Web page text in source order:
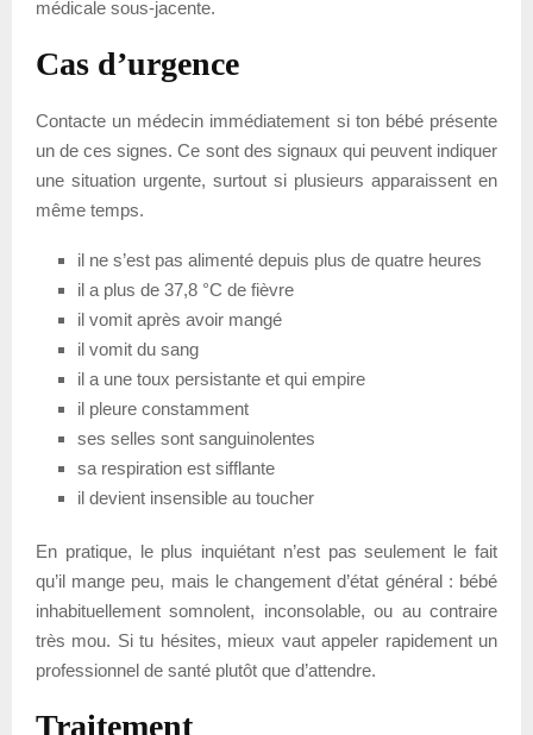
médicale sous-jacente.
Cas d’urgence
Contacte un médecin immédiatement si ton bébé présente
un de ces signes. Ce sont des signaux qui peuvent indiquer
une situation urgente, surtout si plusieurs apparaissent en
même temps.
il ne s’est pas alimenté depuis plus de quatre heures
il a plus de 37,8 °C de fièvre
il vomit après avoir mangé
il vomit du sang
il a une toux persistante et qui empire
il pleure constamment
ses selles sont sanguinolentes
sa respiration est sifflante
il devient insensible au toucher
En pratique, le plus inquiétant n’est pas seulement le fait
qu’il mange peu, mais le changement d’état général : bébé
inhabituellement somnolent, inconsolable, ou au contraire
très mou. Si tu hésites, mieux vaut appeler rapidement un
professionnel de santé plutôt que d’attendre.
Traitement